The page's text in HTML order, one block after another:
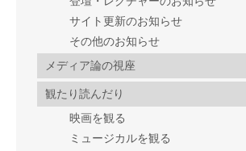
サイト更新のお知らせ
その他のお知らせ
メディア論の視座
観たり読んだり
映画を観る
ミュージカルを観る